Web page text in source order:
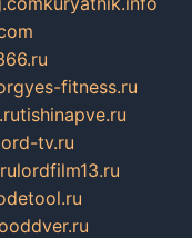
yes-fitness.ru
tishinapve.ru
tv.ru
lordfilm13.ru